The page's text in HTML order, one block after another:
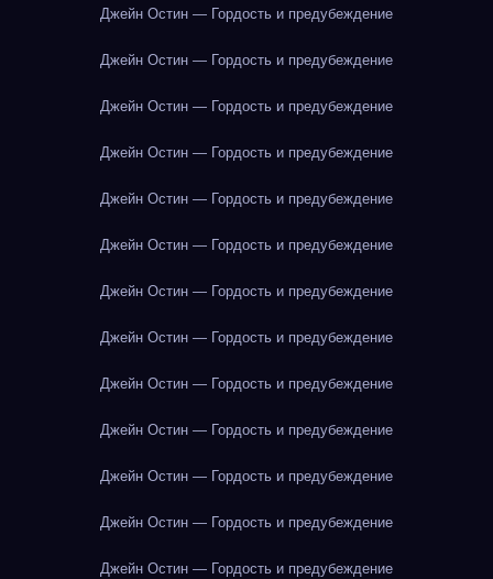
Джейн Остин — Гордость и предубеждение
Джейн Остин — Гордость и предубеждение
Джейн Остин — Гордость и предубеждение
Джейн Остин — Гордость и предубеждение
Джейн Остин — Гордость и предубеждение
Джейн Остин — Гордость и предубеждение
Джейн Остин — Гордость и предубеждение
Джейн Остин — Гордость и предубеждение
Джейн Остин — Гордость и предубеждение
Джейн Остин — Гордость и предубеждение
Джейн Остин — Гордость и предубеждение
Джейн Остин — Гордость и предубеждение
Джейн Остин — Гордость и предубеждение